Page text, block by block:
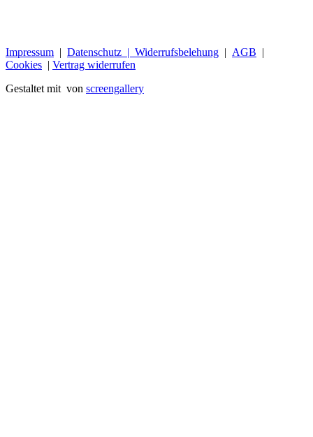
Impressum | Datenschutz | Widerrufsbelehung | AGB |
Cookies | Vertrag widerrufen
Gestaltet mit von screengallery